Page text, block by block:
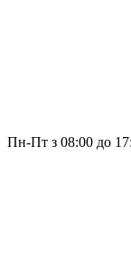
Пн-Пт з 08:00 до